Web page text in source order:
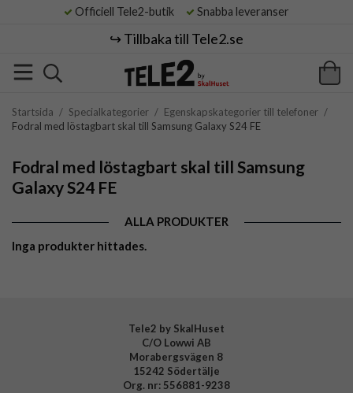
Officiell Tele2-butik Snabba leveranser
↪️ Tillbaka till Tele2.se
Startsida / Specialkategorier / Egenskapskategorier till telefoner /
Fodral med löstagbart skal till Samsung Galaxy S24 FE
Fodral med löstagbart skal till Samsung
Galaxy S24 FE
ALLA PRODUKTER
Inga produkter hittades.
Tele2 by SkalHuset
C/O Lowwi AB
Morabergsvägen 8
15242 Södertälje
Org. nr: 556881-9238